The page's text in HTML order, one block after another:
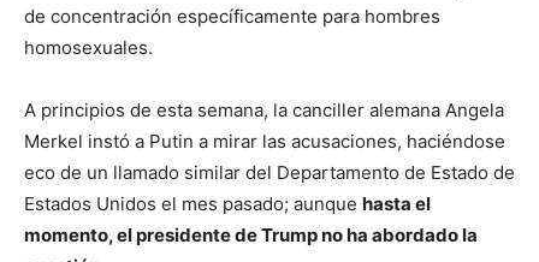
de concentración específicamente para hombres
homosexuales.
A principios de esta semana, la canciller alemana Angela
Merkel instó a Putin a mirar las acusaciones, haciéndose
eco de un llamado similar del Departamento de Estado de
Estados Unidos el mes pasado; aunque hasta el
momento, el presidente de Trump no ha abordado la